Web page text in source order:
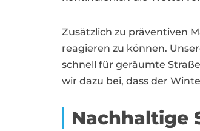
Zusätzlich zu präventiven
reagieren zu können.
schnell für geräumte
wir dazu bei, dass der
Nachhaltige